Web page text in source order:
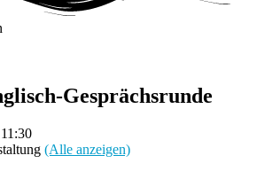
Gesprächsrunde
11:30
(Alle anzeigen)